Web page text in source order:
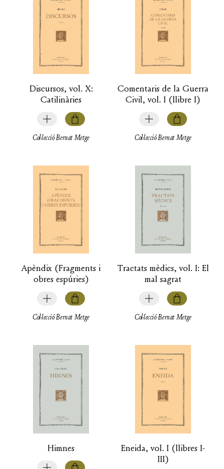
Discursos, vol. X:
Catilinàries
Col·lecció Bernat Metge
Comentaris de la Guerra
Civil, vol. I (llibre I)
Col·lecció Bernat Metge
Apèndix (Fragments i
obres espúries)
Col·lecció Bernat Metge
Tractats mèdics, vol. I: El
mal sagrat
Col·lecció Bernat Metge
Himnes
Eneida, vol. I (llibres I-
III)